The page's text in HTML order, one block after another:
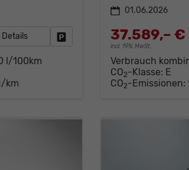
Details Fahrzeug parken
l/100km
km
01.06.2026
37.589,– €
incl. 19% MwSt.
Verbrauch
CO2-Klasse: E
CO2-Emissionen: